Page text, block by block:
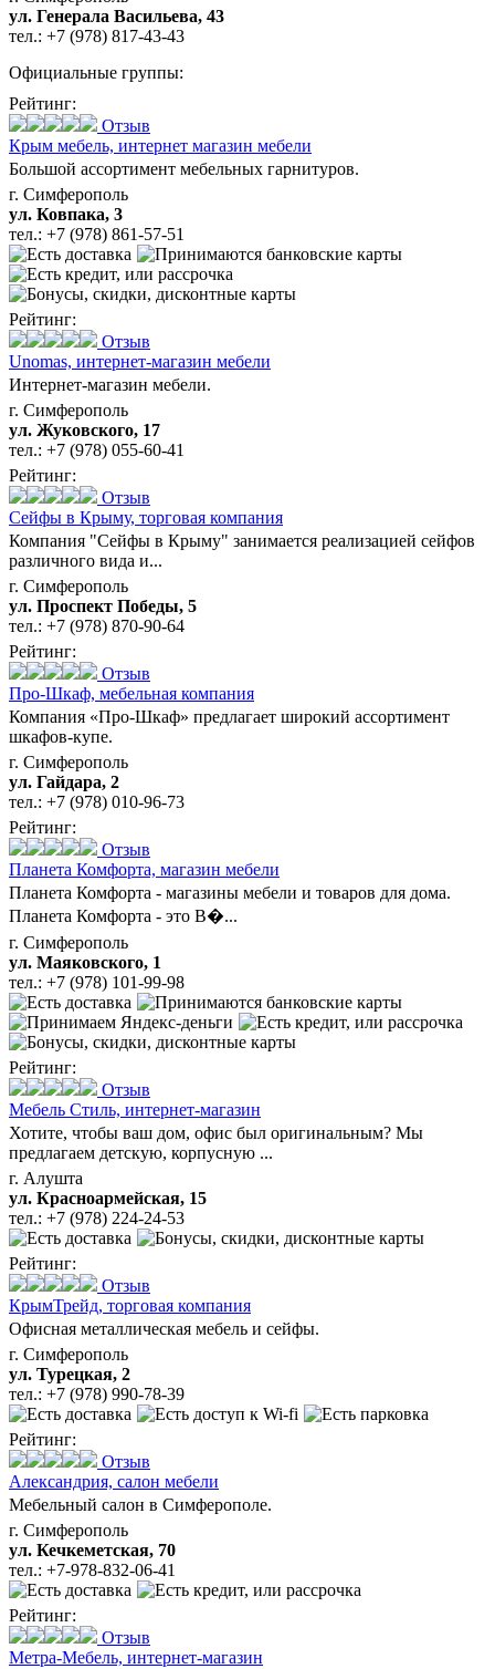
ул. Генерала Васильева, 43
тел.: +7 (978) 817-43-43
Официальные группы:
Рейтинг:
Отзыв
Крым мебель, интернет магазин мебели
Большой ассортимент мебельных гарнитуров.
г. Симферополь
ул. Ковпака, 3
тел.: +7 (978) 861-57-51
Рейтинг:
Отзыв
Unomas, интернет-магазин мебели
Интернет-магазин мебели.
г. Симферополь
ул. Жуковского, 17
тел.: +7 (978) 055-60-41
Рейтинг:
Отзыв
Сейфы в Крыму, торговая компания
Компания "Сейфы в Крыму" занимается реализацией сейфов
различного вида и...
г. Симферополь
ул. Проспект Победы, 5
тел.: +7 (978) 870-90-64
Рейтинг:
Отзыв
Про-Шкаф, мебельная компания
Компания «Про-Шкаф» предлагает широкий ассортимент
шкафов-купе.
г. Симферополь
ул. Гайдара, 2
тел.: +7 (978) 010-96-73
Рейтинг:
Отзыв
Планета Комфорта, магазин мебели
Планета Комфорта - магазины мебели и товаров для дома.
Планета Комфорта - это В�...
г. Симферополь
ул. Маяковского, 1
тел.: +7 (978) 101-99-98
Рейтинг:
Отзыв
Мебель Стиль, интернет-магазин
Хотите, чтобы ваш дом, офис был оригинальным? Мы
предлагаем детскую, корпусную ...
г. Алушта
ул. Красноармейская, 15
тел.: +7 (978) 224-24-53
Рейтинг:
Отзыв
КрымТрейд, торговая компания
Офисная металлическая мебель и сейфы.
г. Симферополь
ул. Турецкая, 2
тел.: +7 (978) 990-78-39
Рейтинг:
Отзыв
Александрия, салон мебели
Мебельный салон в Симферополе.
г. Симферополь
ул. Кечкеметская, 70
тел.: +7-978-832-06-41
Рейтинг:
Отзыв
Метра-Мебель, интернет-магазин